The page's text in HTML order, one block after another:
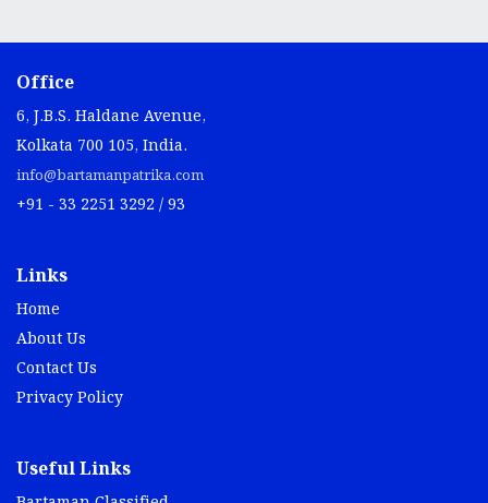
Office
6, J.B.S. Haldane Avenue,
Kolkata 700 105, India.
info@bartamanpatrika.com
+91 - 33 2251 3292 / 93
Links
Home
About Us
Contact Us
Privacy Policy
Useful Links